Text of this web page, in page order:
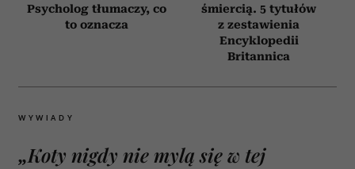
Psycholog tłumaczy, co
to oznacza
śmiercią. 5 tytułów
z zestawienia
Encyklopedii
Britannica
WYWIADY
„Koty nigdy nie mylą się w tej